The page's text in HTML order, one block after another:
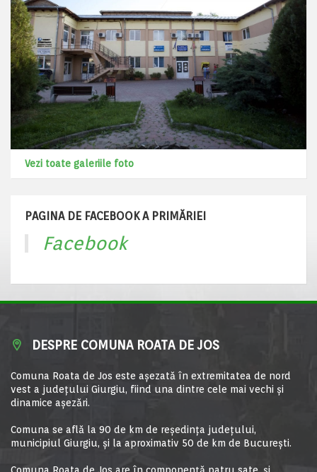
Vezi toate galeriile foto
PAGINA DE FACEBOOK A PRIMĂRIEI
Facebook
DESPRE COMUNA ROATA DE JOS
Comuna Roata de Jos este aşezată în extremitatea de nord
vest a judeţului Giurgiu, fiind una dintre cele mai vechi şi
dinamice aşezări.
Comuna se află la 90 de km de reşedinţa judeţului,
municipiul Giurgiu, şi la aproximativ 50 de km de Bucureşti.
Comuna Roata de Jos are în componență patru sate, și